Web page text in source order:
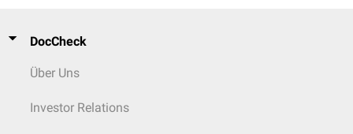
DocCheck
Über Uns
Investor Relations